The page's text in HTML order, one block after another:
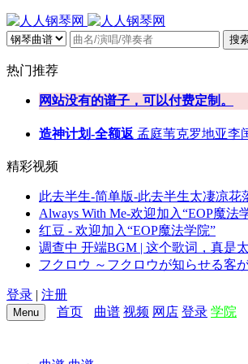
搜
热门推荐
网站没有的谱子，可以付费定制。
造神计划-全额返 孟庭苇克罗地亚李
精彩视频
此去半生-简单版-此去半生太凄凉花
Always With Me-欢迎加入“EOP魔法
红豆 - 欢迎加入“EOP魔法学院”
调查中 开端BGM | 这个歌词，真是
フクロウ ～フクロウが知らせる客
登录 | 注册
Menu 首页 曲谱 视频 网店 登录 学院